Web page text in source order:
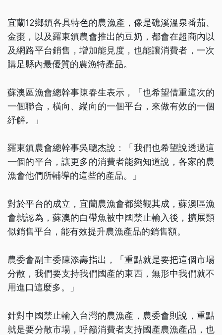
宜蘭12鄉鎮各具特色的農漁產，像是礁溪溫泉番茄、
金棗，以及羅東鎮農會推出的豆奶，都會在超商內以
及網路平台銷售，增加能見度，也能讓消費者，一次
購足縣內最優質的農漁特產品。
蘇澳區漁會總幹事陳春生表示，「也希望借重這次的
一個聯合，橫向、縱向的一個平台，來做有效的一個
紓解。」
羅東鎮農會總幹事吳聰杰說：「我們也希望說透過這
一個的平台，讓更多的消費者能夠知道說，各家的農
漁會他們所輔導的這些的產品。」
對於平台的成立，宜蘭農漁會都樂觀其成，蘇澳區漁
會就認為，蘇澳的白帶魚被中國禁止輸入後，擴展類
似銷售平台，能有效提升農漁產品的銷售額。
農委會副主委陳添壽指出，「重點就是要把這個市場
分散，我們要支持我們國產的東西，無形中我們就不
用進口這麼多。」
針對中國禁止輸入台灣的農漁產，農委會則說，重點
就是要分散市場，呼籲消費者支持國產農漁產品，也